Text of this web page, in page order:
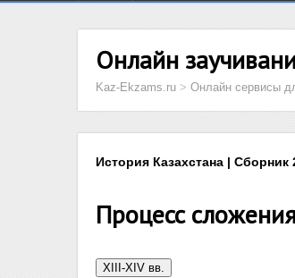
Онлайн
Kaz-Ekzams.ru > Онлайн сервисы
История Казахстана |
Процесс